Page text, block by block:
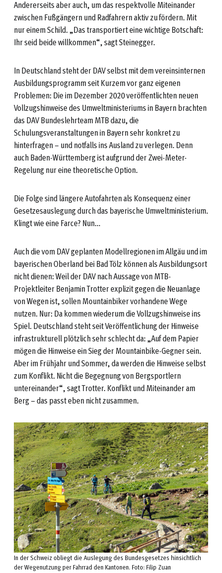
Andererseits aber auch, um das respektvolle Miteinander
zwischen Fußgängern und Radfahrern aktiv zu fördern. Mit
nur einem Schild. „Das transportiert eine wichtige Botschaft:
Ihr seid beide willkommen“, sagt Steinegger.
In Deutschland steht der DAV selbst mit dem vereinsinternen
Ausbildungsprogramm seit Kurzem vor ganz eigenen
Problemen: Die im Dezember 2020 veröffentlichten neuen
Vollzugshinweise des Umweltministeriums in Bayern brachten
das DAV Bundeslehrteam MTB dazu, die
Schulungsveranstaltungen in Bayern sehr konkret zu
hinterfragen – und notfalls ins Ausland zu verlegen. Denn
auch Baden-Württemberg ist aufgrund der Zwei-Meter-
Regelung nur eine theoretische Option.
Die Folge sind längere Autofahrten als Konsequenz einer
Gesetzesauslegung durch das bayerische Umweltministerium.
Klingt wie eine Farce? Nun…
Auch die vom DAV geplanten Modellregionen im Allgäu und im
bayerischen Oberland bei Bad Tölz können als Ausbildungsort
nicht dienen: Weil der DAV nach Aussage von MTB-
Projektleiter Benjamin Trotter explizit gegen die Neuanlage
von Wegen ist, sollen Mountainbiker vorhandene Wege
nutzen. Nur: Da kommen wiederum die Vollzugshinweise ins
Spiel. Deutschland steht seit Veröffentlichung der Hinweise
infrastrukturell plötzlich sehr schlecht da: „Auf dem Papier
mögen die Hinweise ein Sieg der Mountainbike-Gegner sein.
Aber im Frühjahr und Sommer, da werden die Hinweise selbst
zum Konflikt. Nicht die Begegnung von Bergsportlern
untereinander“, sagt Trotter. Konflikt und Miteinander am
Berg – das passt eben nicht zusammen.
In der Schweiz obliegt die Auslegung des Bundesgesetzes hinsichtlich
der Wegenutzung per Fahrrad den Kantonen. Foto: Filip Zuan